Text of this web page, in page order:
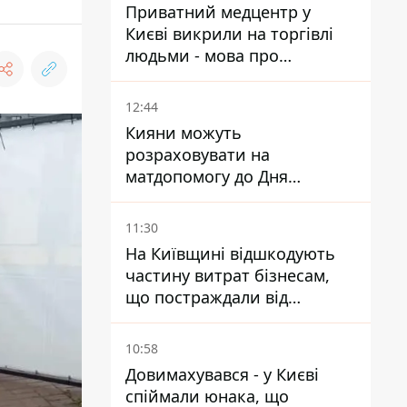
Приватний медцентр у
Києві викрили на торгівлі
людьми - мова про
сурогатне материнство
12:44
Кияни можуть
розраховувати на
матдопомогу до Дня
незалежності - кому її
дадуть
11:30
На Київщині відшкодують
частину витрат бізнесам,
що постраждали від
прильотів ракет
10:58
Довимахувався - у Києві
спіймали юнака, що